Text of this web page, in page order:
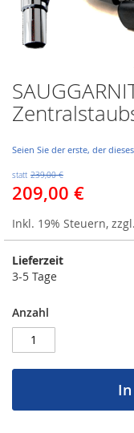
Seien Sie der erste, der
statt 239,00 €
Sonderangebot
209,00 €
Inkl. 19% Steuern, zzgl.
Lieferzeit
3-5 Tage
Anzahl
Zum
Anfang
der
springen